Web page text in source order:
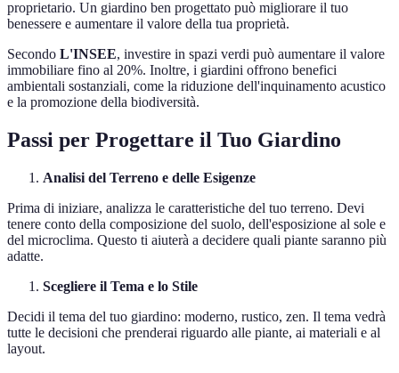
proprietario. Un giardino ben progettato può migliorare il tuo
benessere e aumentare il valore della tua proprietà.
Secondo L'INSEE, investire in spazi verdi può aumentare il valore
immobiliare fino al 20%. Inoltre, i giardini offrono benefici
ambientali sostanziali, come la riduzione dell'inquinamento acustico
e la promozione della biodiversità.
Passi per Progettare il Tuo Giardino
Analisi del Terreno e delle Esigenze
Prima di iniziare, analizza le caratteristiche del tuo terreno. Devi
tenere conto della composizione del suolo, dell'esposizione al sole e
del microclima. Questo ti aiuterà a decidere quali piante saranno più
adatte.
Scegliere il Tema e lo Stile
Decidi il tema del tuo giardino: moderno, rustico, zen. Il tema vedrà
tutte le decisioni che prenderai riguardo alle piante, ai materiali e al
layout.